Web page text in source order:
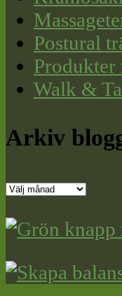
Postural
Produkter
Walk &
Arkiv
Arkiv
/